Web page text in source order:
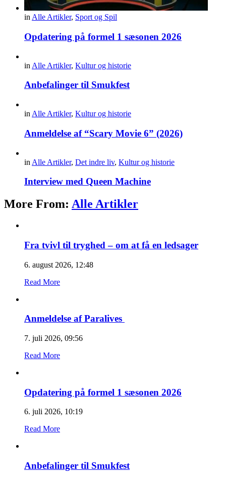
in Alle Artikler, Sport og Spil
Opdatering på formel 1 sæsonen 2026
in Alle Artikler, Kultur og historie
Anbefalinger til Smukfest
in Alle Artikler, Kultur og historie
Anmeldelse af “Scary Movie 6” (2026)
in Alle Artikler, Det indre liv, Kultur og historie
Interview med Queen Machine
More From: Alle Artikler
Fra tvivl til tryghed – om at få en ledsager
6. august 2026, 12:48
Read More
Anmeldelse af Paralives
7. juli 2026, 09:56
Read More
Opdatering på formel 1 sæsonen 2026
6. juli 2026, 10:19
Read More
Anbefalinger til Smukfest